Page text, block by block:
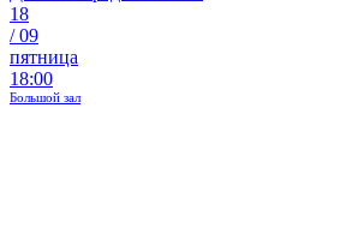
18
/09
пятница
18:00
Большой зал